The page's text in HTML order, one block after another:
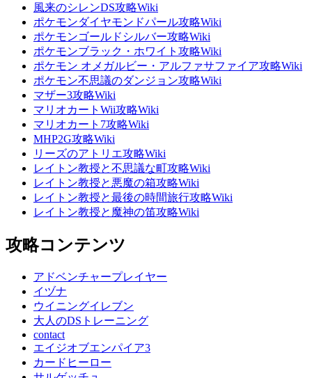
風来のシレンDS攻略Wiki
ポケモンダイヤモンドパール攻略Wiki
ポケモンゴールドシルバー攻略Wiki
ポケモンブラック・ホワイト攻略Wiki
ポケモン オメガルビー・アルファサファイア攻略Wiki
ポケモン不思議のダンジョン攻略Wiki
マザー3攻略Wiki
マリオカートWii攻略Wiki
マリオカート7攻略Wiki
MHP2G攻略Wiki
リーズのアトリエ攻略Wiki
レイトン教授と不思議な町攻略Wiki
レイトン教授と悪魔の箱攻略Wiki
レイトン教授と最後の時間旅行攻略Wiki
レイトン教授と魔神の笛攻略Wiki
攻略コンテンツ
アドベンチャープレイヤー
イヅナ
ウイニングイレブン
大人のDSトレーニング
contact
エイジオブエンパイア3
カードヒーロー